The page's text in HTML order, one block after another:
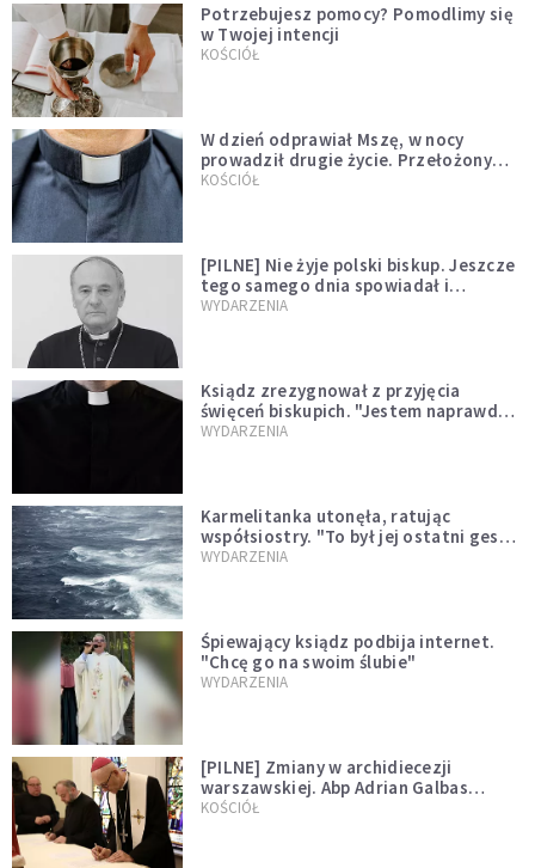
Potrzebujesz pomocy? Pomodlimy się
w Twojej intencji
KOŚCIÓŁ
W dzień odprawiał Mszę, w nocy
prowadził drugie życie. Przełożony
kazał mu opuścić zakon
KOŚCIÓŁ
[PILNE] Nie żyje polski biskup. Jeszcze
tego samego dnia spowiadał i
sprawował Mszę świętą
WYDARZENIA
Ksiądz zrezygnował z przyjęcia
święceń biskupich. "Jestem naprawdę
niegodny"
WYDARZENIA
Karmelitanka utonęła, ratując
współsiostry. "To był jej ostatni gest
miłości"
WYDARZENIA
Śpiewający ksiądz podbija internet.
"Chcę go na swoim ślubie"
WYDARZENIA
[PILNE] Zmiany w archidiecezji
warszawskiej. Abp Adrian Galbas
wręczył dekrety nowym proboszczom
KOŚCIÓŁ